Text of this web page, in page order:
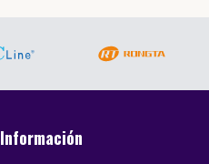
Información